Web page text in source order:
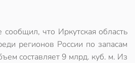
что Иркутская область
регионов России по запасам
составляет 9 млрд. куб. м. Из